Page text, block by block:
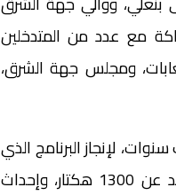
مع عدد من المتدخلين
ومجلس جهة الشرق،
درهم، موزع على ثلاث سنوات، لإنجاز البرنامج الذي
يتضمن ثلاثة محاور رئيسية، تشمل تشجير وتجديد الغطاء الغابوي على مساحة تزيد عن 1300 هكتار، وإحداث